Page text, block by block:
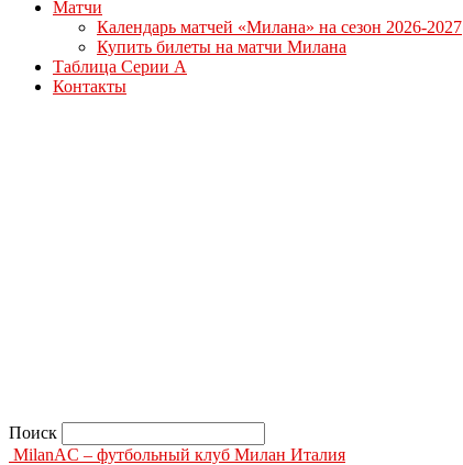
Матчи
Календарь матчей «Милана» на сезон 2026-2027
Купить билеты на матчи Милана
Таблица Серии А
Контакты
Поиск
MilanAC – футбольный клуб Милан Италия